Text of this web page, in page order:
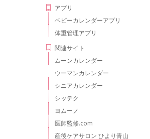
アプリ
ベビーカレンダーアプリ
体重管理アプリ
関連サイト
ムーンカレンダー
ウーマンカレンダー
シニアカレンダー
シッテク
ヨムーノ
医師監修.com
産後ケアサロン ひより青山